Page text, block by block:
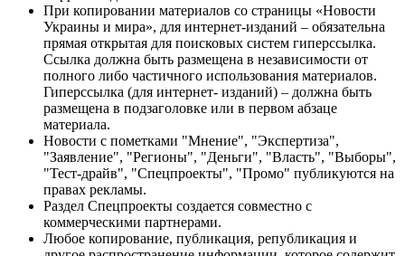
При копировании материалов со страницы «Новости
Украины и мира», для интернет-изданий – обязательна
прямая открытая для поисковых систем гиперссылка.
Ссылка должна быть размещена в независимости от
полного либо частичного использования материалов.
Гиперссылка (для интернет- изданий) – должна быть
размещена в подзаголовке или в первом абзаце
материала.
Новости с пометками "Мнение", "Экспертиза",
"Заявление", "Регионы", "Деньги", "Власть", "Выборы",
"Тест-драйв", "Спецпроекты", "Промо" публикуются на
правах рекламы.
Раздел Спецпроекты создается совместно с
коммерческими партнерами.
Любое копирование, публикация, републикация и